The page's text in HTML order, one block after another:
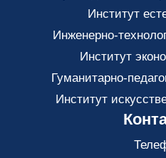
Институт
Инженерно-
Институт
Гуманитарно-
Институт